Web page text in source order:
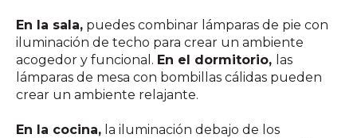
En la sala, puedes combinar lámparas de pie con
iluminación de techo para crear un ambiente
acogedor y funcional. En el dormitorio, las
lámparas de mesa con bombillas cálidas pueden
crear un ambiente relajante.
En la cocina, la iluminación debajo de los